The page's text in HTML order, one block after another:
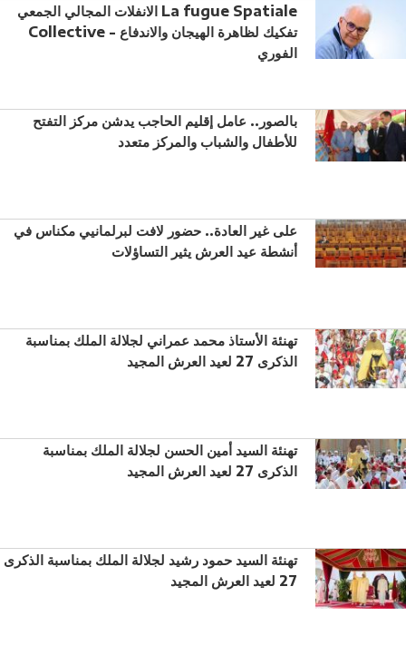
الانفلات المجالي الجمعي La fugue Spatiale
Collective - تفكيك لظاهرة الهيجان والاندفاع
الفوري
بالصور.. عامل إقليم الحاجب يدشن مركز التفتح
للأطفال والشباب والمركز متعدد
على غير العادة.. حضور لافت لبرلمانيي مكناس في
أنشطة عيد العرش يثير التساؤلات
تهنئة الأستاذ محمد عمراني لجلالة الملك بمناسبة
الذكرى 27 لعيد العرش المجيد
تهنئة السيد أمين الحسن لجلالة الملك بمناسبة
الذكرى 27 لعيد العرش المجيد
تهنئة السيد حمود رشيد لجلالة الملك بمناسبة الذكرى
27 لعيد العرش المجيد